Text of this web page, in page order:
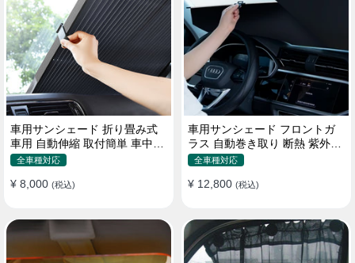
車用サンシェード 折り畳み式
車用 自動伸縮 取付簡単 車中泊
紫外線UVカット 仮眠 断熱
全車種対応
¥ 8,000 (税込)
車用サンシェード フロントガ
ラス 自動巻き取り 断熱 紫外線
UVカット 取付収納便利
全車種対応
¥ 12,800 (税込)